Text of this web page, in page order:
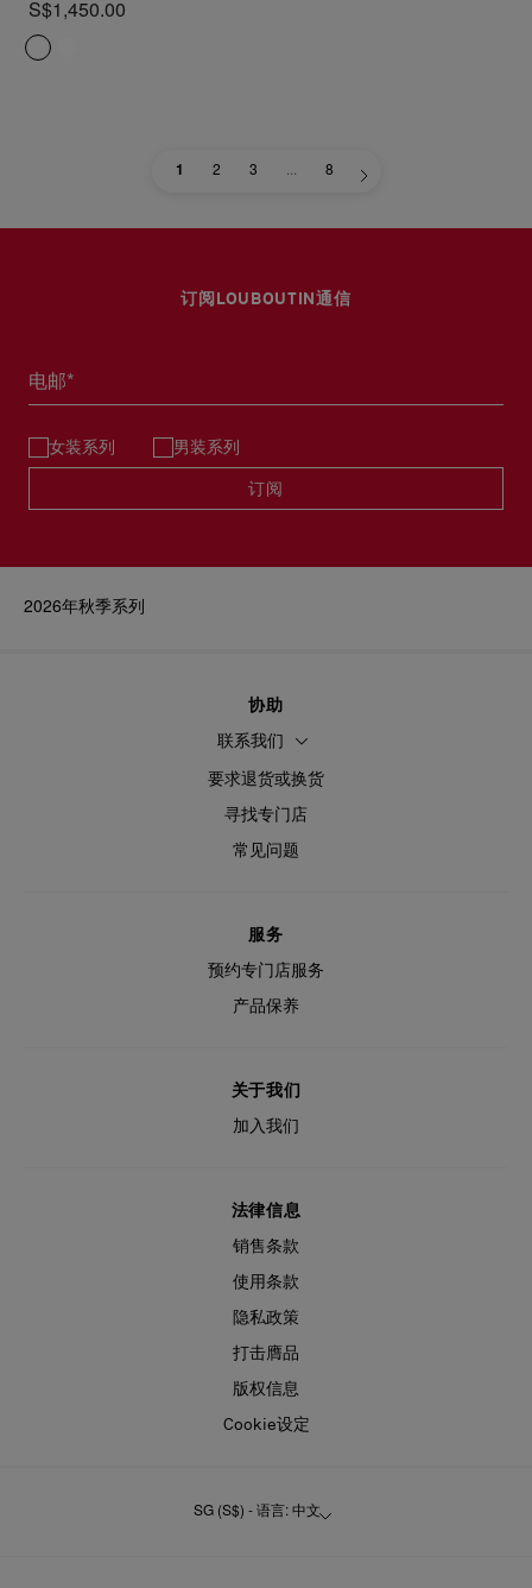
S$1,450.00
1 2 3 ... 8
订阅LOUBOUTIN通信
电邮*
女装系列 男装系列
订阅
2026年秋季系列
协助
联系我们
要求退货或换货
寻找专门店
常见问题
服务
预约专门店服务
产品保养
关于我们
加入我们
法律信息
销售条款
使用条款
隐私政策
打击膺品
版权信息
Cookie设定
SG (S$) - 语言: 中文